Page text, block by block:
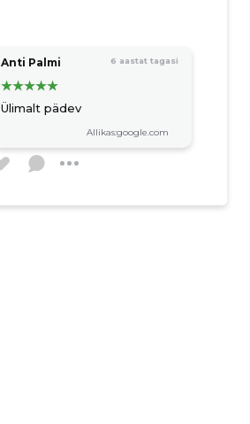
Anti Palmi 6 aastat tagasi
Ülimalt pädev
Allikas:google.com